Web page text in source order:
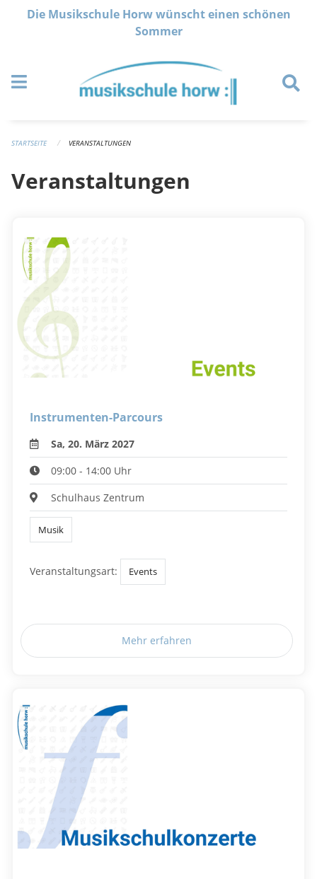
Navigation überspringen
Die Musikschule Horw wünscht einen schönen
Sommer
STARTSEITE VERANSTALTUNGEN
Veranstaltungen
Instrumenten-Parcours
Sa, 20. März 2027
09:00 - 14:00 Uhr
Schulhaus Zentrum
Musik
Veranstaltungsart: Events
Mehr erfahren